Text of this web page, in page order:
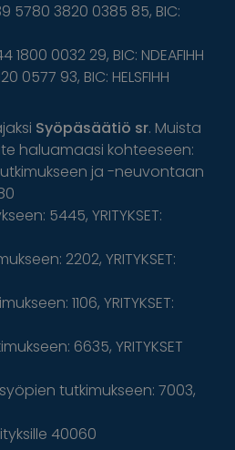
5780 3820 0385 85, BIC:
1800 0032 29, BIC: NDEAFIHH
0577 93, BIC: HELSFIHH
Syöpäsäätiö sr. Muista
haluamaasi kohteeseen:
ja -neuvontaan
5445, YRITYKSET:
2202, YRITYKSET:
1106, YRITYKSET:
6635, YRITYKSET
tutkimukseen: 7003,
40060